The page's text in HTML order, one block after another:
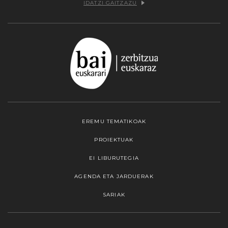
IDATZI GAITZAZU
EREMU TEMATIKOAK
PROIEKTUAK
EI LIBURUTEGIA
AGENDA ETA JARDUERAK
SARIAK